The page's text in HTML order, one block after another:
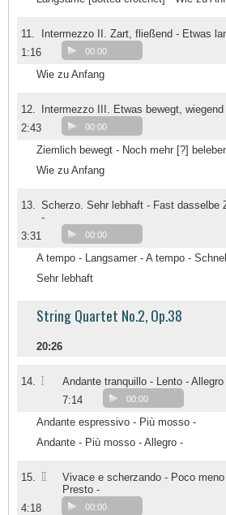
11.
Intermezzo II. Zart, fließend - Etwas
1:16
00:00
Wie zu Anfang
12.
Intermezzo III. Etwas bewegt,
2:43
00:00
Ziemlich bewegt - Noch mehr [?]
Wie zu Anfang
13. Scherzo. Sehr lebhaft - Fast dasselbe
-
3:31
00:00
A tempo - Langsamer - A tempo -
Sehr lebhaft
String Quartet No.2, Op.38
20:26
14. I
Andante tranquillo - Lento - Allegro
7:14
00:00
Andante espressivo - Più mosso -
Andante - Più mosso - Allegro -
15. II
Vivace e scherzando - Poco
Presto -
4:18
00:00